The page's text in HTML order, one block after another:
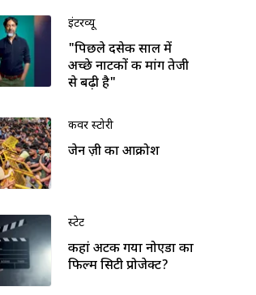
इंटरव्यू
"पिछले दसेक साल में
अच्छे नाटकों की मांग तेजी
से बढ़ी है"
कवर स्टोरी
जेन ज़ी का आक्रोश
स्टेट
कहां अटक गया नोएडा का
फिल्म सिटी प्रोजेक्ट?